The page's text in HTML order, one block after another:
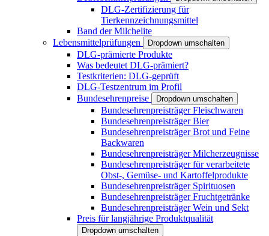
DLG-Zertifizierung für
Tierkennzeichnungsmittel
Band der Milchelite
Lebensmittelprüfungen
Dropdown umschalten
DLG-prämierte Produkte
Was bedeutet DLG-prämiert?
Testkriterien: DLG-geprüft
DLG-Testzentrum im Profil
Bundesehrenpreise
Dropdown umschalten
Bundesehrenpreisträger Fleischwaren
Bundesehrenpreisträger Bier
Bundesehrenpreisträger Brot und Feine
Backwaren
Bundesehrenpreisträger Milcherzeugnisse
Bundesehrenpreisträger für verarbeitete
Obst-, Gemüse- und Kartoffelprodukte
Bundesehrenpreisträger Spirituosen
Bundesehrenpreisträger Fruchtgetränke
Bundesehrenpreisträger Wein und Sekt
Preis für langjährige Produktqualität
Dropdown umschalten